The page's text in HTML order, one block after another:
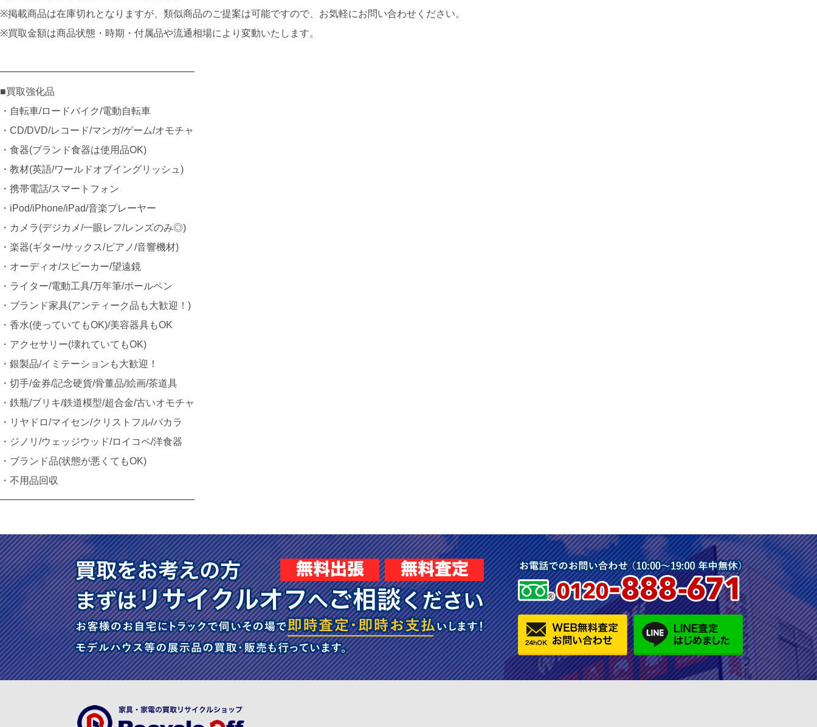
※掲載商品は在庫切れとなりますが、類似商品のご提案は可能ですので、お気軽にお問い合わせください。
※買取金額は商品状態・時期・付属品や流通相場により変動いたします。
━━━━━━━━━━━━━━━━━━━━
■買取強化品
・自転車/ロードバイク/電動自転車
・CD/DVD/レコード/マンガ/ゲーム/オモチャ
・食器(ブランド食器は使用品OK)
・教材(英語/ワールドオブイングリッシュ)
・携帯電話/スマートフォン
・iPod/iPhone/iPad/音楽プレーヤー
・カメラ(デジカメ/一眼レフ/レンズのみ◎)
・楽器(ギター/サックス/ピアノ/音響機材)
・オーディオ/スピーカー/望遠鏡
・ライター/電動工具/万年筆/ボールペン
・ブランド家具(アンティーク品も大歓迎！)
・香水(使っていてもOK)/美容器具もOK
・アクセサリー(壊れていてもOK)
・銀製品/イミテーションも大歓迎！
・切手/金券/記念硬貨/骨董品/絵画/茶道具
・鉄瓶/ブリキ/鉄道模型/超合金/古いオモチャ
・リヤドロ/マイセン/クリストフル/バカラ
・ジノリ/ウェッジウッド/ロイコペ/洋食器
・ブランド品(状態が悪くてもOK)
・不用品回収
━━━━━━━━━━━━━━━━━━━━